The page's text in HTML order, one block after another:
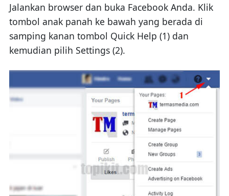
Jalankan browser dan buka Facebook Anda. Klik
tombol anak panah ke bawah yang berada di
samping kanan tombol Quick Help (1) dan
kemudian pilih Settings (2).